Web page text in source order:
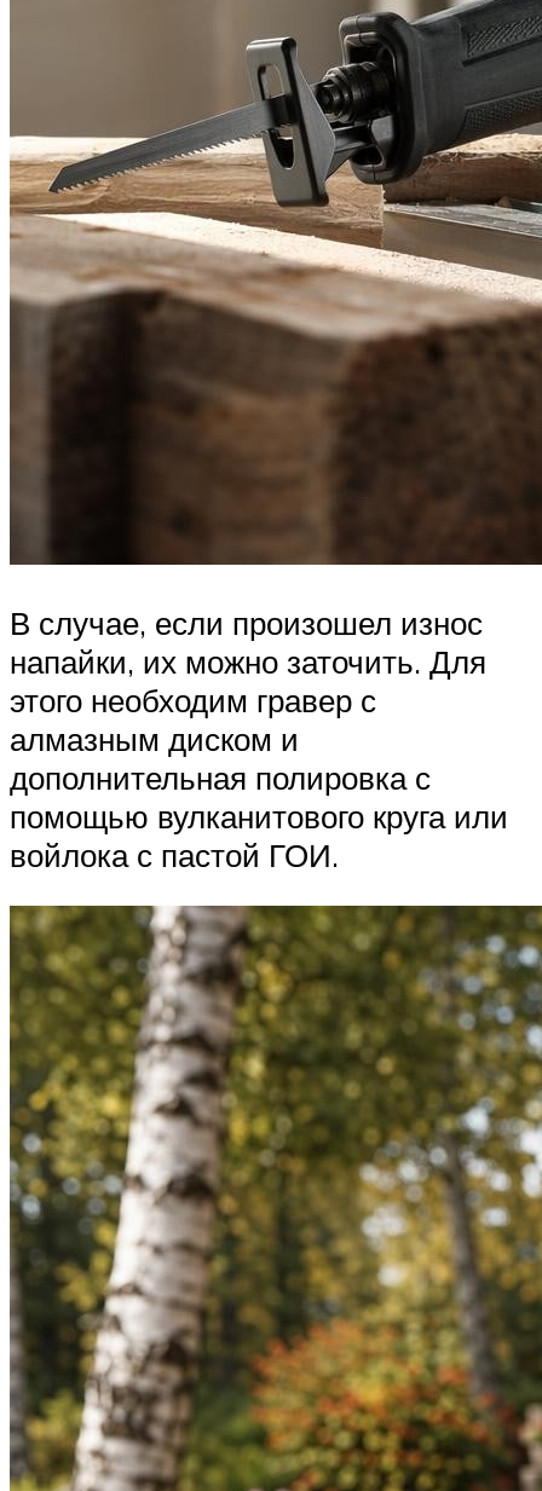
В случае, если произошел износ
напайки, их можно заточить. Для
этого необходим гравер с
алмазным диском и
дополнительная полировка с
помощью вулканитового круга или
войлока с пастой ГОИ.